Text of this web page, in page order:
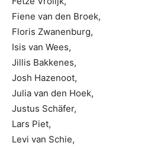
Fiene van den Broek,
Floris Zwanenburg,
Isis van Wees,
Jillis Bakkenes,
Josh Hazenoot,
Julia van den Hoek,
Justus Schäfer,
Lars Piet,
Levi van Schie,